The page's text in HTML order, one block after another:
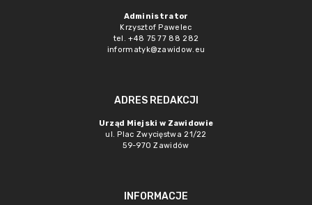
Administrator
Krzysztof Pawelec
tel. +48 75 77 88 282
informatyk@zawidow.eu
ADRES REDAKCJI
Urząd Miejski w Zawidowie
ul. Plac Zwycięstwa 21/22
59-970 Zawidów
INFORMACJE